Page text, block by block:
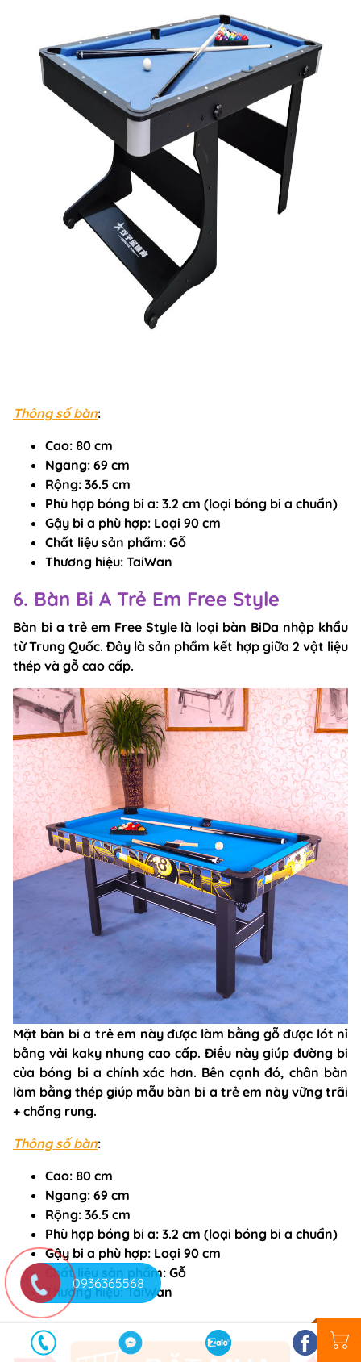
Thông số bàn:
Cao: 80 cm
Ngang: 69 cm
Rộng: 36.5 cm
Phù hợp bóng bi a: 3.2 cm (loại bóng bi a chuẩn)
Gậy bi a phù hợp: Loại 90 cm
Chất liệu sản phẩm: Gỗ
Thương hiệu: TaiWan
6. Bàn Bi A Trẻ Em Free Style
Bàn bi a trẻ em Free Style là loại bàn BiDa nhập khẩu
từ Trung Quốc. Đây là sản phẩm kết hợp giữa 2 vật liệu
thép và gỗ cao cấp.
Mặt bàn bi a trẻ em này được làm bằng gỗ được lót nỉ
bằng vải kaky nhung cao cấp. Điều này giúp đường bi
của bóng bi a chính xác hơn. Bên cạnh đó, chân bàn
làm bằng thép giúp mẫu bàn bi a trẻ em này vững trãi
+ chống rung.
Thông số bàn:
Cao: 80 cm
Ngang: 69 cm
Rộng: 36.5 cm
Phù hợp bóng bi a: 3.2 cm (loại bóng bi a chuẩn)
Gậy bi a phù hợp: Loại 90 cm
Chất liệu sản phẩm: Gỗ
Thương hiệu: TaiWan
0936365568